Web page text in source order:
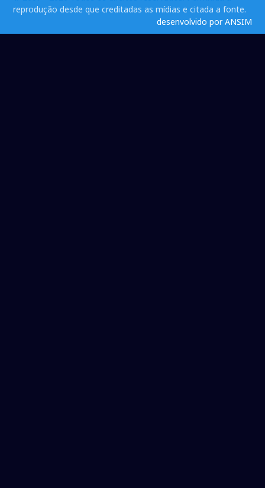
reprodução desde que creditadas as mídias e citada a fonte.
desenvolvido por ANSIM